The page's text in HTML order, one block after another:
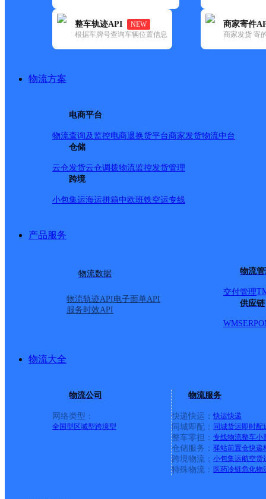
整车轨迹API
NEW
根据车牌号查询车辆位置信息
商家寄件
商家发货 寄
物流方案
电商平台
物流查询及监控电商退换货平台商家发货物流中台
仓储
云仓发货云仓调拨物流监控发货管理
跨境
小包集运海运拼箱中欧班铁空运专线
产品服务
物流数据
物流轨迹API电子面单API
服务时效API
物流
交付管理
供应链
WMSERP
物流大全
物流公司
网络类型：
全国型 区域型跨境型
物流服务
快递快运： 快运快递
同城即配： 同城货运即时配
整车零担： 专线物流整车小
仓储服务： 驿站前置仓快递
跨境物流： 小包集运航空货
特殊物流： 医药冷链危化物
更新时间：2021-12-03 00:00:00
所属快递：邮政国内
所属区域：四川省-雅安市-天全县
网点地址：天全县仁义乡永兴村
网点负责人：
中国邮政集团有限公司新疆维吾尔自治区叶城县